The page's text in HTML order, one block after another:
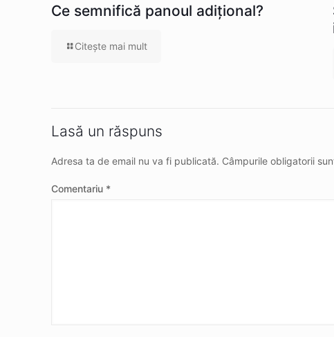
Ce semnifică panoul adițional?
Citeşte mai mult
Lasă un răspuns
Adresa ta de email nu va fi publicată. Câmpurile obligatorii
Comentariu *